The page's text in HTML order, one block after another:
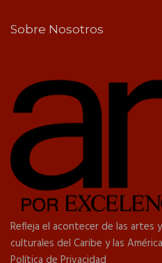
Sobre Nosotros
Refleja el acontecer de las artes
culturales del Caribe y las